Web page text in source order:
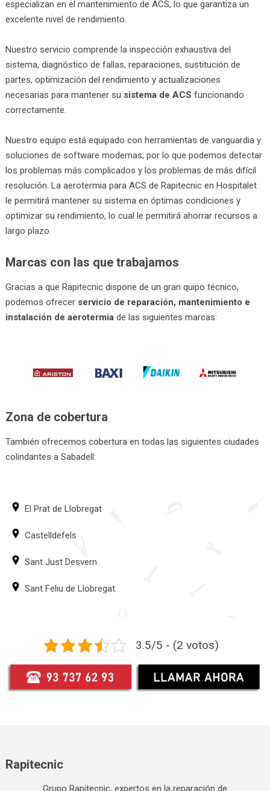
especializan en el mantenimiento de ACS, lo que garantiza un
excelente nivel de rendimiento.
Nuestro servicio comprende la inspección exhaustiva del
sistema, diagnóstico de fallas, reparaciones, sustitución de
partes, optimización del rendimiento y actualizaciones
necesarias para mantener su sistema de ACS funcionando
correctamente.
Nuestro equipo está equipado con herramientas de vanguardia y
soluciones de software modernas, por lo que podemos detectar
los problemas más complicados y los problemas de más difícil
resolución. La aerotermia para ACS de Rapitecnic en Hospitalet
le permitirá mantener su sistema en óptimas condiciones y
optimizar su rendimiento, lo cual le permitirá ahorrar recursos a
largo plazo.
Marcas con las que trabajamos
Gracias a que Rapitecnic dispone de un gran quipo técnico,
podemos ofrecer servicio de reparación, mantenimiento e
instalación de aerotermiade las siguientes marcas:
Zona de cobertura
También ofrecemos cobertura en todas las siguientes ciudades
colindantes a Sabadell:
El Prat de Llobregat
Castelldefels
Sant Just Desvern
Sant Feliu de Llobregat
3.5/5 - (2 votos)
Rapitecnic
Grupo Rapitecnic, expertos en la reparación de